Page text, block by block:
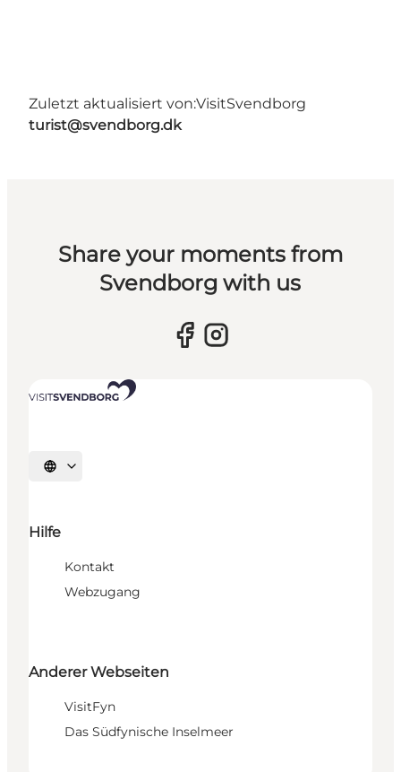
Zuletzt aktualisiert von:VisitSvendborg
turist@svendborg.dk
Share your moments from
Svendborg with us
Sprache auswählen
Hilfe
Kontakt
Webzugang
Anderer Webseiten
VisitFyn
Das Südfynische Inselmeer